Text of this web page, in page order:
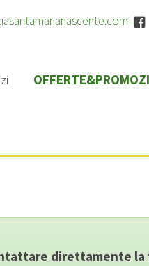
direttamente la